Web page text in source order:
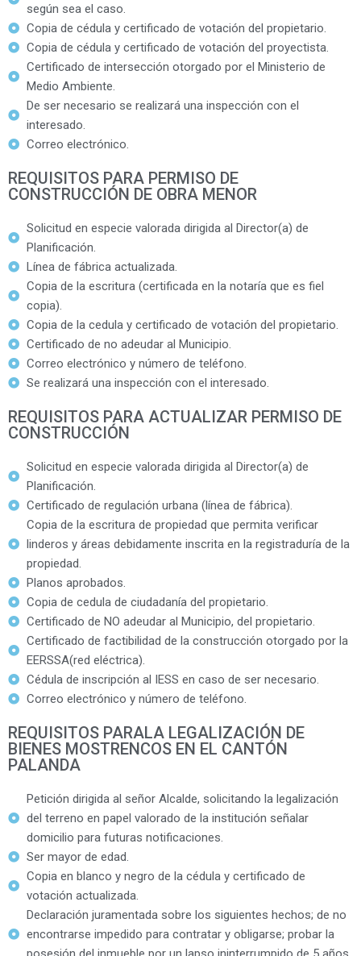
según sea el caso.
Copia de cédula y certificado de votación del propietario.
Copia de cédula y certificado de votación del proyectista.
Certificado de intersección otorgado por el Ministerio de
Medio Ambiente.
De ser necesario se realizará una inspección con el
interesado.
Correo electrónico.
REQUISITOS PARA PERMISO DE
CONSTRUCCIÓN DE OBRA MENOR
Solicitud en especie valorada dirigida al Director(a) de
Planificación.
Línea de fábrica actualizada.
Copia de la escritura (certificada en la notaría que es fiel
copia).
Copia de la cedula y certificado de votación del propietario.
Certificado de no adeudar al Municipio.
Correo electrónico y número de teléfono.
Se realizará una inspección con el interesado.
REQUISITOS PARA ACTUALIZAR PERMISO DE
CONSTRUCCIÓN
Solicitud en especie valorada dirigida al Director(a) de
Planificación.
Certificado de regulación urbana (línea de fábrica).
Copia de la escritura de propiedad que permita verificar
linderos y áreas debidamente inscrita en la registraduría de la
propiedad.
Planos aprobados.
Copia de cedula de ciudadanía del propietario.
Certificado de NO adeudar al Municipio, del propietario.
Certificado de factibilidad de la construcción otorgado por la
EERSSA(red eléctrica).
Cédula de inscripción al IESS en caso de ser necesario.
Correo electrónico y número de teléfono.
REQUISITOS PARALA LEGALIZACIÓN DE
BIENES MOSTRENCOS EN EL CANTÓN
PALANDA
Petición dirigida al señor Alcalde, solicitando la legalización
del terreno en papel valorado de la institución señalar
domicilio para futuras notificaciones.
Ser mayor de edad.
Copia en blanco y negro de la cédula y certificado de
votación actualizada.
Declaración juramentada sobre los siguientes hechos; de no
encontrarse impedido para contratar y obligarse; probar la